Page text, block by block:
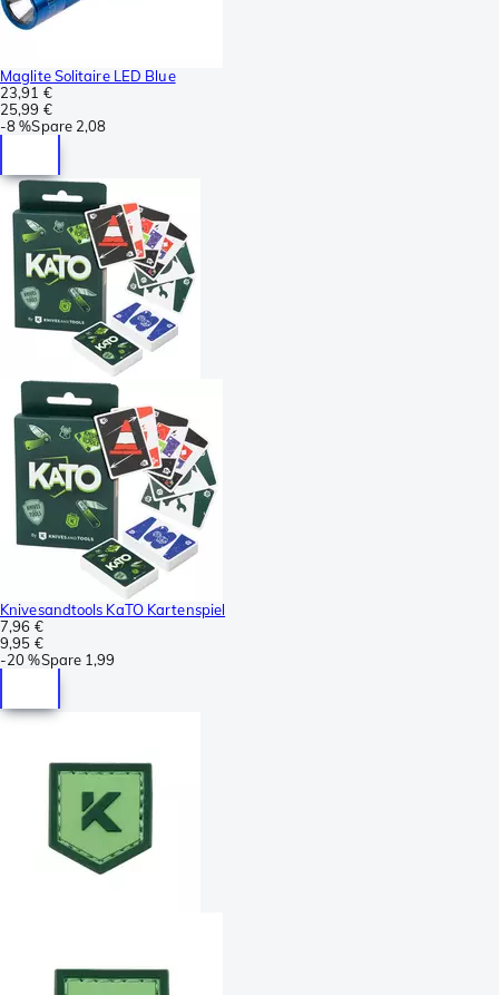
Maglite Solitaire LED Blue
23,91 €
25,99 €
-8 %Spare 2,08
Knivesandtools KaTO Kartenspiel
7,96 €
9,95 €
-20 %Spare 1,99